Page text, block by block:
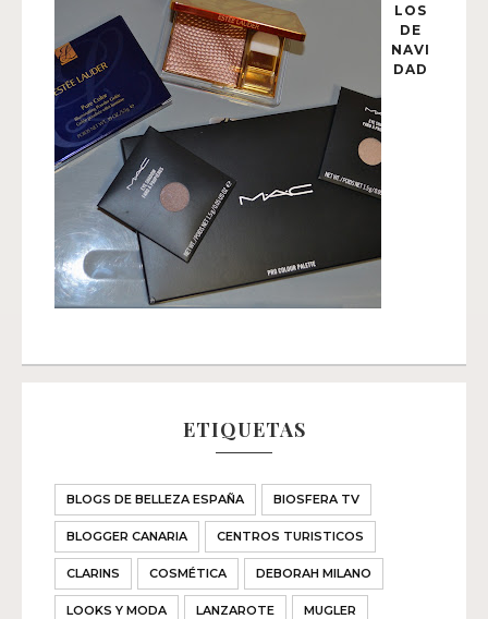
LOS
DE
NAVI
DAD
ETIQUETAS
BLOGS DE BELLEZA ESPAÑA BIOSFERA TV
BLOGGER CANARIA CENTROS TURISTICOS
CLARINS COSMÉTICA DEBORAH MILANO
LOOKS Y MODA LANZAROTE MUGLER